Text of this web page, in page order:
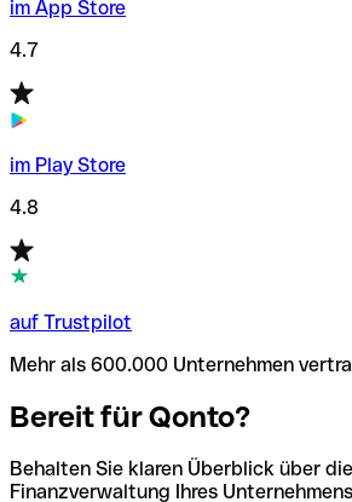
im App Store
4.7
im Play Store
4.8
auf Trustpilot
Mehr als 600.000 Unternehmen
Bereit für Qonto?
Behalten Sie klaren Überblick über
Finanzverwaltung Ihres